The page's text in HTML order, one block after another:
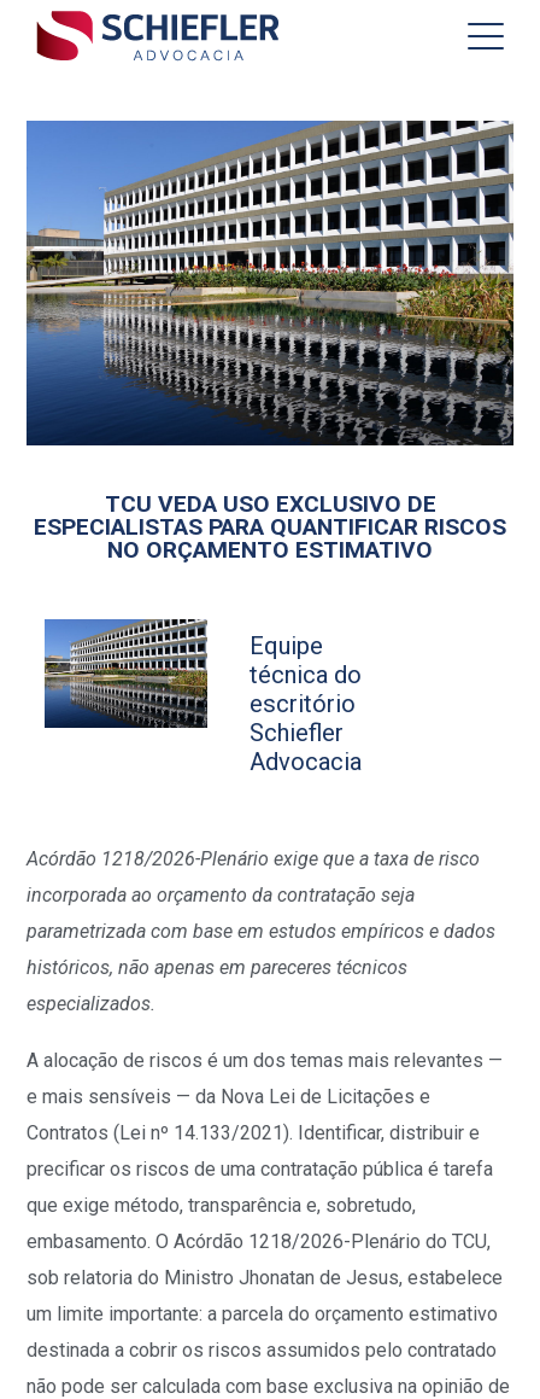
TCU VEDA USO EXCLUSIVO DE
ESPECIALISTAS PARA QUANTIFICAR RISCOS
NO ORÇAMENTO ESTIMATIVO
Equipe
técnica do
escritório
Schiefler
Advocacia
Acórdão 1218/2026-Plenário exige que a taxa de risco
incorporada ao orçamento da contratação seja
parametrizada com base em estudos empíricos e dados
históricos, não apenas em pareceres técnicos
especializados.
A alocação de riscos é um dos temas mais relevantes —
e mais sensíveis — da Nova Lei de Licitações e
Contratos (Lei nº 14.133/2021). Identificar, distribuir e
precificar os riscos de uma contratação pública é tarefa
que exige método, transparência e, sobretudo,
embasamento. O Acórdão 1218/2026-Plenário do TCU,
sob relatoria do Ministro Jhonatan de Jesus, estabelece
um limite importante: a parcela do orçamento estimativo
destinada a cobrir os riscos assumidos pelo contratado
não pode ser calculada com base exclusiva na opinião de